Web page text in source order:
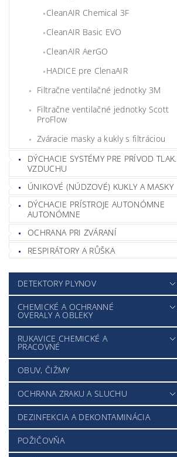
CleanAIR Chemical 3F
CleanAIR Basic EVO
CleanAIR AerGO
HADICE pre ClenaAIR
Filtračne ventilačné jednotky 3M
Filtračne ventilačné jednotky Scott
ProFlow
Zváracie masky a kukly s filtráciou
DÝCHACIE SYSTÉMY PRE PRÍVOD TLAK.
VZDUCHU
ÚNIKOVÉ (NÚDZOVÉ) KUKLY A MASKY
DÝCHACIE PRÍSTROJE AUTONÓMNE
AUTONÓMNE
OCHRANA PRI ZVÁRANÍ
RESPIRÁTORY A RŮŠKA
DETEKTORY PLYNOV
CHEMICKÉ A OCHRANNÉ
OVERALY A OBLEKY
RUKAVICE CHEMICKÉ A
PRACOVNÉ
OBUV, ČIŽMY
OCHRANA ZRAKU A SLUCHU
DEZINFEKCIA A DEKONTAMINÁCIA
POŽIČOVŇA